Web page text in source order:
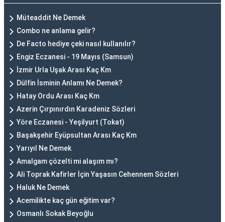
Müteaddit Ne Demek
Combo ne anlama gelir?
De Facto hediye çeki nasıl kullanılır?
Engiz Eczanesi - 19 Mayıs (Samsun)
İzmir Urla Uşak Arası Kaç Km
Dülfin İsminin Anlamı Ne Demek?
Hatay Ordu Arası Kaç Km
Azerin Çırpınırdın Karadeniz Sözleri
Yöre Eczanesi - Yeşilyurt (Tokat)
Başakşehir Eyüpsultan Arası Kaç Km
Yarıyıl Ne Demek
Amalgam çözelti mi alaşım mı?
Ali Toprak Kafirler İçin Yaşasın Cehennem Sözleri
Haluk Ne Demek
Acemilikte kaç gün eğitim var?
Osmanlı Sokak Beyoğlu